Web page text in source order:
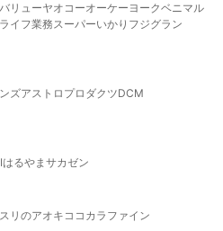
リューヤオコーオーケー ヨークベニマル
ライフ業務スーパーいかり フジグラン
ズアストロプロダクツDCM
はるやま サカゼン
リのアオキ ココカラファイン